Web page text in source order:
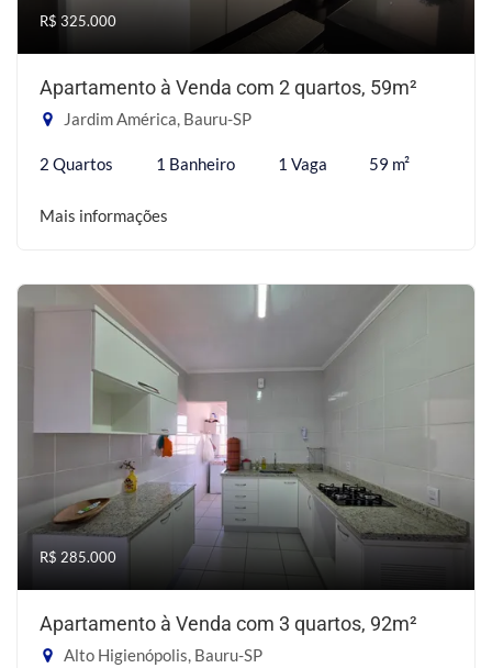
R$ 325.000
Apartamento à Venda com 2 quartos, 59m²
Jardim América, Bauru-SP
2 Quartos 1 Banheiro 1 Vaga 59 m²
Mais informações
R$ 285.000
Apartamento à Venda com 3 quartos, 92m²
Alto Higienópolis, Bauru-SP